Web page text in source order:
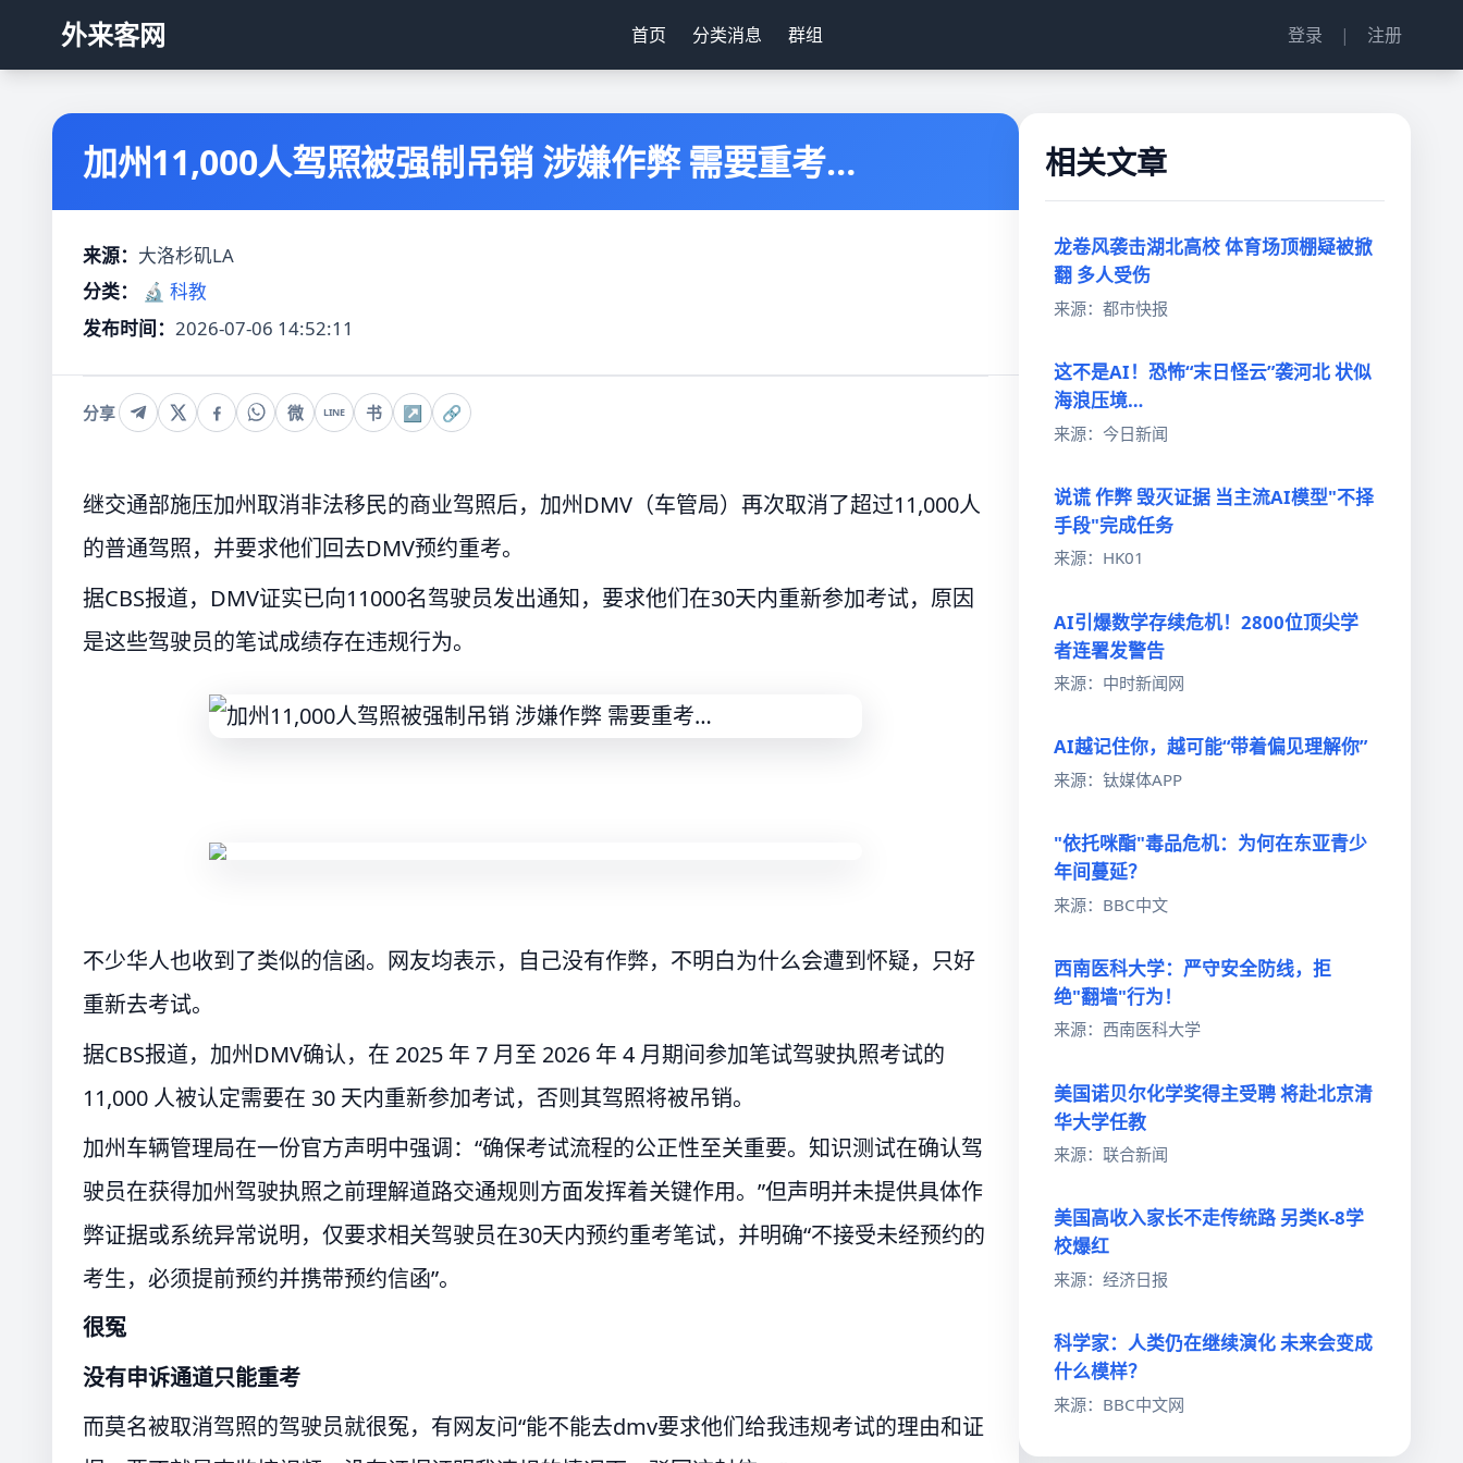
外来客网 首页 分类消息 群组 登录 | 注册
加州11,000人驾照被强制吊销 涉嫌作弊 需要重考…
来源： 大洛杉矶LA
分类：
🔬 科教
发布时间： 2026-07-06 14:52:11
分享 微 LINE 书 ↗ 🔗
继交通部施压加州取消非法移民的商业驾照后，加州DMV（车管局）再次取消了超过11,000人
的普通驾照，并要求他们回去DMV预约重考。
据CBS报道，DMV证实已向11000名驾驶员发出通知，要求他们在30天内重新参加考试，原因
是这些驾驶员的笔试成绩存在违规行为。
不少华人也收到了类似的信函。网友均表示，自己没有作弊，不明白为什么会遭到怀疑，只好
重新去考试。
据CBS报道，加州DMV确认，在 2025 年 7 月至 2026 年 4 月期间参加笔试驾驶执照考试的
11,000 人被认定需要在 30 天内重新参加考试，否则其驾照将被吊销。
加州车辆管理局在一份官方声明中强调：“确保考试流程的公正性至关重要。知识测试在确认驾
驶员在获得加州驾驶执照之前理解道路交通规则方面发挥着关键作用。”但声明并未提供具体作
弊证据或系统异常说明，仅要求相关驾驶员在30天内预约重考笔试，并明确“不接受未经预约的
考生，必须提前预约并携带预约信函”。
很冤
没有申诉通道只能重考
而莫名被取消驾照的驾驶员就很冤，有网友问“能不能去dmv要求他们给我违规考试的理由和证
相关文章
龙卷风袭击湖北高校 体育场顶棚疑被掀
翻 多人受伤
来源：都市快报
这不是AI！恐怖“末日怪云”袭河北 状似
海浪压境…
来源：今日新闻
说谎 作弊 毁灭证据 当主流AI模型"不择
手段"完成任务
来源：HK01
AI引爆数学存续危机！2800位顶尖学
者连署发警告
来源：中时新闻网
AI越记住你，越可能“带着偏见理解你”
来源：钛媒体APP
"依托咪酯"毒品危机：为何在东亚青少
年间蔓延？
来源：BBC中文
西南医科大学：严守安全防线，拒
绝"翻墙"行为！
来源：西南医科大学
美国诺贝尔化学奖得主受聘 将赴北京清
华大学任教
来源：联合新闻
美国高收入家长不走传统路 另类K-8学
校爆红
来源：经济日报
科学家：人类仍在继续演化 未来会变成
什么模样？
来源：BBC中文网